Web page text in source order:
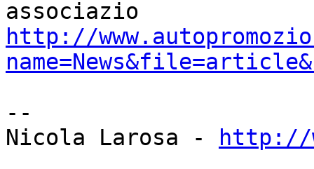
http://
--
Nicola Larosa -
http://